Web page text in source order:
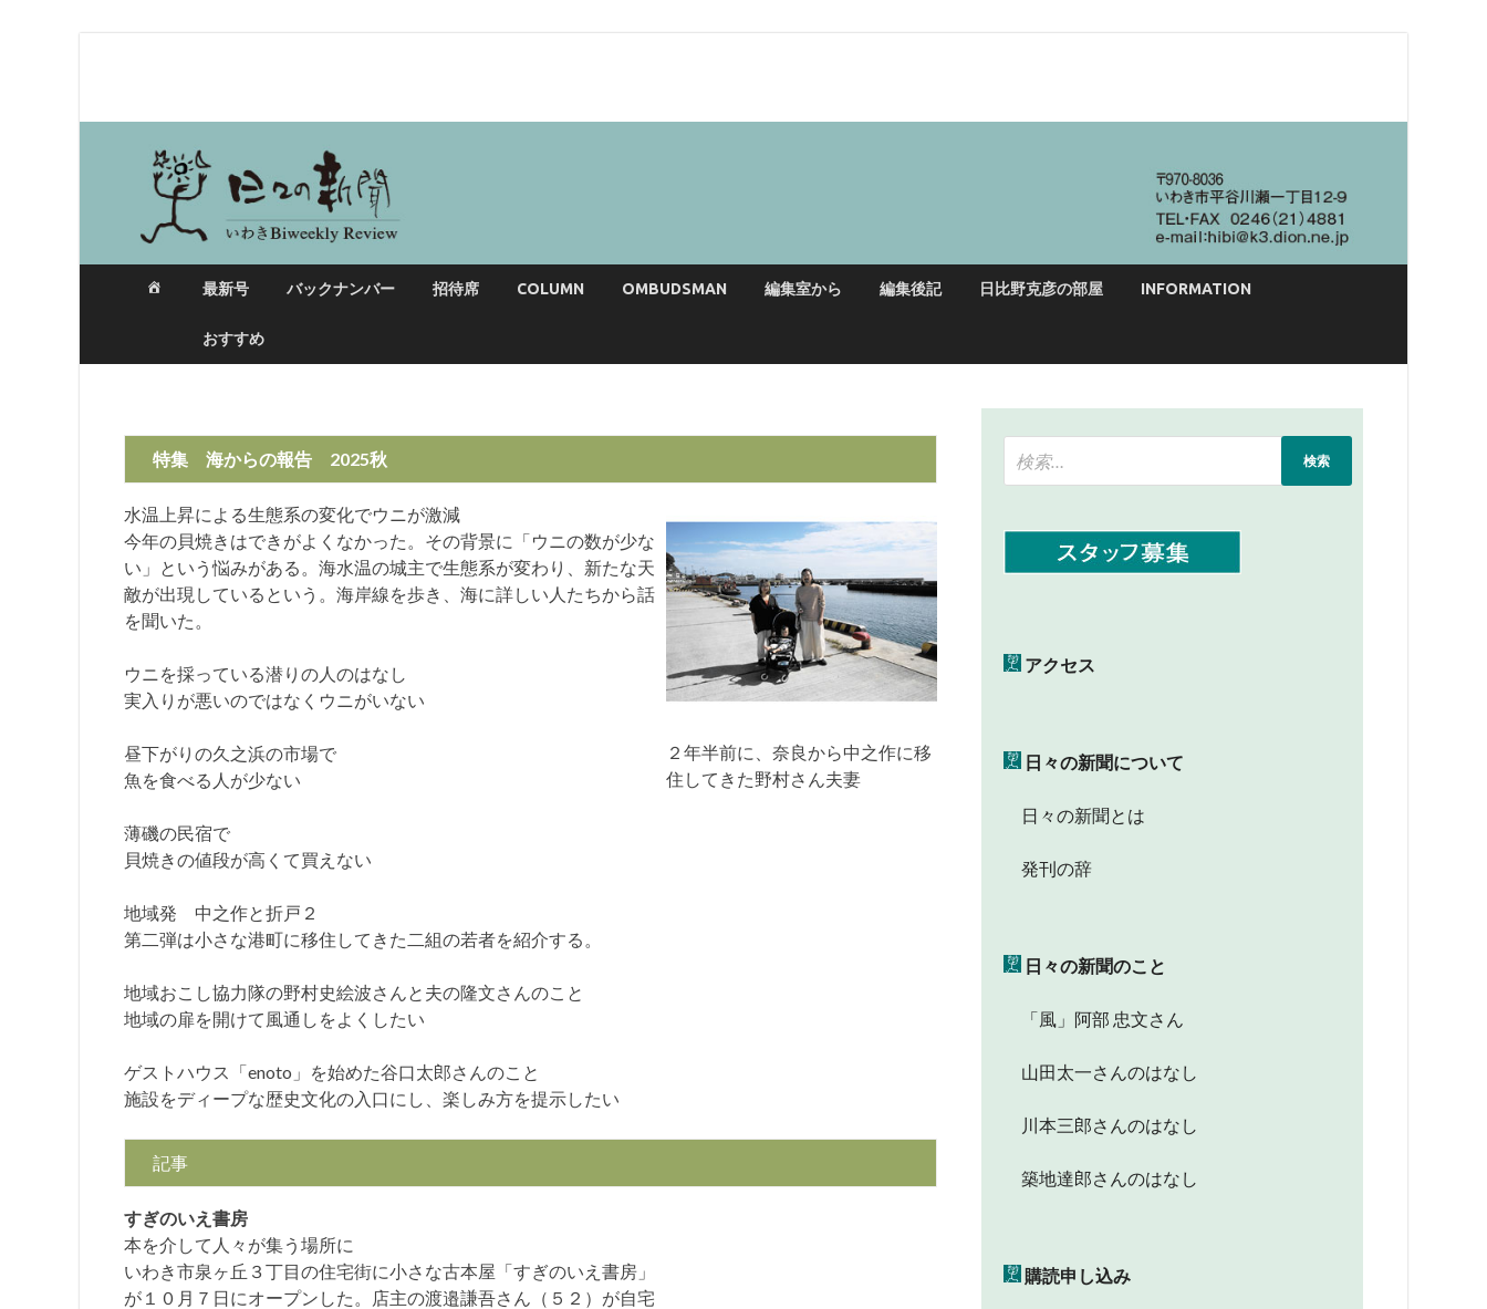
日々の新聞
最新号 バックナンバー 招待席 COLUMN OMBUDSMAN 編集室から 編集後記 日比野克彦の部屋 INFORMATION
おすすめ
特集 海からの報告 2025秋
水温上昇による生態系の変化でウニが激減
今年の貝焼きはできがよくなかった。その背景に「ウニの数が少な
い」という悩みがある。海水温の城主で生態系が変わり、新たな天
敵が出現しているという。海岸線を歩き、海に詳しい人たちから話
を聞いた。
ウニを採っている潜りの人のはなし
実入りが悪いのではなくウニがいない
昼下がりの久之浜の市場で
魚を食べる人が少ない
薄磯の民宿で
貝焼きの値段が高くて買えない
地域発 中之作と折戸２
第二弾は小さな港町に移住してきた二組の若者を紹介する。
地域おこし協力隊の野村史絵波さんと夫の隆文さんのこと
地域の扉を開けて風通しをよくしたい
ゲストハウス「enoto」を始めた谷口太郎さんのこと
施設をディープな歴史文化の入口にし、楽しみ方を提示したい
２年半前に、奈良から中之作に移
住してきた野村さん夫妻
記事
すぎのいえ書房
本を介して人々が集う場所に
いわき市泉ヶ丘３丁目の住宅街に小さな古本屋「すぎのいえ書房」
が１０月７日にオープンした。店主の渡邉謙吾さん（５２）が自宅
アクセス
日々の新聞について
日々の新聞とは
発刊の辞
日々の新聞のこと
「風」阿部 忠文さん
山田太一さんのはなし
川本三郎さんのはなし
築地達郎さんのはなし
購読申し込み